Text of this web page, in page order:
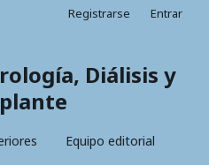
Diálisis y
Equipo editorial
Registrarse Entrar